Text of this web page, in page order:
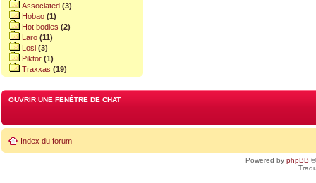
Associated (3)
Hobao (1)
Hot bodies (2)
Laro (11)
Losi (3)
Piktor (1)
Traxxas (19)
OUVRIR UNE FENÊTRE DE CHAT
Index du forum
Powered by phpBB